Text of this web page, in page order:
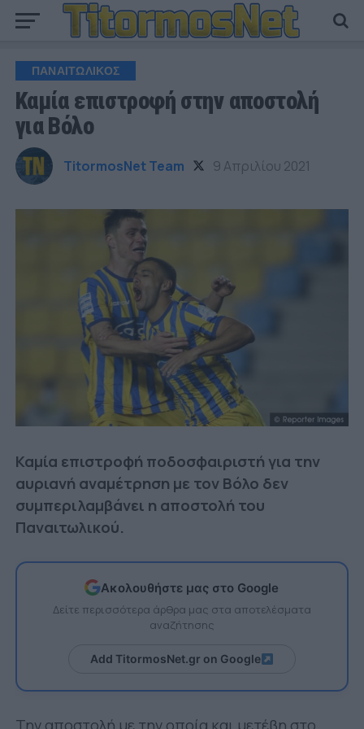
ΠΑΝΑΙΤΩΛΙΚΟΣ
Καμία επιστροφή στην αποστολή
για Βόλο
TitormosNet Team 9 Απριλίου 2021
Καμία επιστροφή ποδοσφαιριστή για την
αυριανή αναμέτρηση με τον Βόλο δεν
συμπεριλαμβάνει η αποστολή του
Παναιτωλικού.
Ακολουθήστε μας στο Google
Δείτε περισσότερα άρθρα μας στα αποτελέσματα
αναζήτησης
Add TitormosNet.gr on Google